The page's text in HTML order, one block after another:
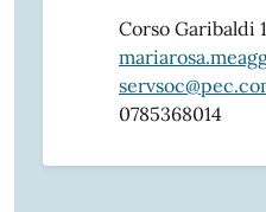
Corso Garibaldi
0785368014